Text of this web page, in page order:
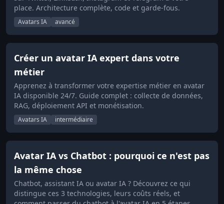
place. Architecture complète, code et garde-fous.
Avatars IA avancé
Créer un avatar IA expert dans votre
métier
Apprenez à transformer votre expertise métier en avatar
IA disponible 24/7. Guide complet : collecte de données,
RAG, déploiement API et monétisation.
Avatars IA intermédiaire
Avatar IA vs Chatbot : pourquoi ce n'est pas
la même chose
Chatbot, assistant IA ou avatar IA ? Découvrez ce qui
distingue ces 3 technologies, leurs coûts réels, et